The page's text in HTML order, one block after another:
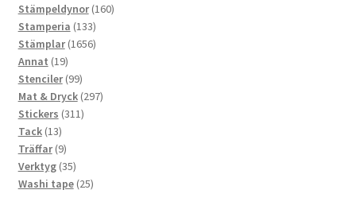
produkter
Stämpeldynor 160160
Stamperia 133133
produkter
Stämplar 16561656
Annat 1919
produkter
Stenciler 9999
produkter
Mat & Dryck 297297
Stickers 311311
Tack 1313
produkter
Träffar 99
produkter
Verktyg 3535
produkter
Washi tape 2525